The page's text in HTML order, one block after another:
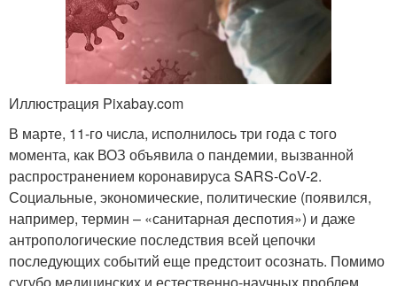
Иллюстрация Pixabay.com
В марте, 11-го числа, исполнилось три года с того
момента, как ВОЗ объявила о пандемии, вызванной
распространением коронавируса SARS-CoV-2.
Социальные, экономические, политические (появился,
например, термин – «санитарная деспотия») и даже
антропологические последствия всей цепочки
последующих событий еще предстоит осознать. Помимо